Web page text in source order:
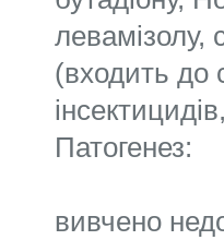
левамізолу,
(входить до
Патогенез:
вивчено